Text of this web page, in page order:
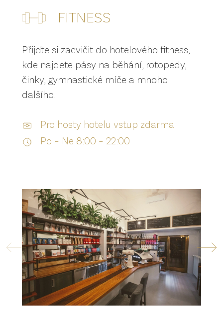
FITNESS
Přijďte si zacvičit do hotelového fitness,
kde najdete pásy na běhání, rotopedy,
činky, gymnastické míče a mnoho
dalšího.
Pro hosty hotelu vstup zdarma
Po – Ne 8:00 – 22:00